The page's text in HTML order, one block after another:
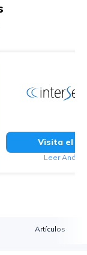
Visita el
Leer
Artículos